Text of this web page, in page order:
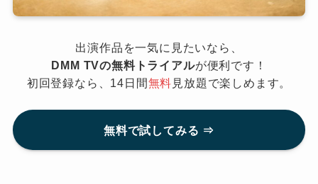
出演作品を一気に見たいなら、
DMM TVの無料トライアルが便利です！
初回登録なら、14日間無料 見放題で楽しめます。
無料で試してみる ⇒